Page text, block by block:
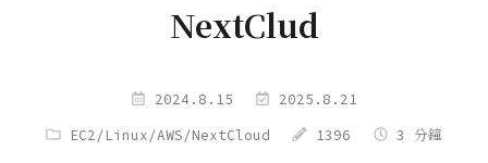
NextClud
2024.8.15 2025.8.21
EC2 /Linux/AWS/NextCloud 1396 3 分鐘